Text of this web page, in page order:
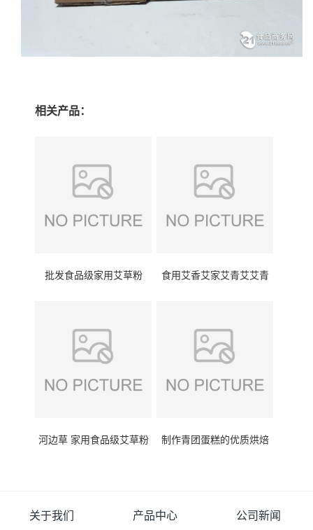
相关产品：
批发食品级家用艾草粉
食用艾香艾家艾青艾艾青
河边草 家用食品级艾草粉
制作青团蛋糕的优质烘焙
关于我们 产品中心 公司新闻